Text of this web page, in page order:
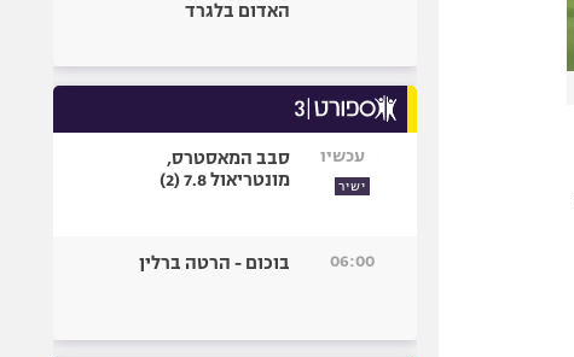
האדום בלגרד
עכשיו
ישיר
סבב המאסטרס,
מונטריאול 7.8 (2)
06:00 בוכום - הרטה ברלין